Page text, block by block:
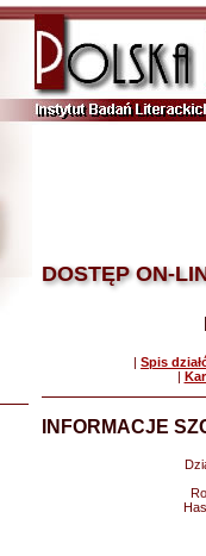
DOSTĘP ON-
| Spis
|
INFORMACJE